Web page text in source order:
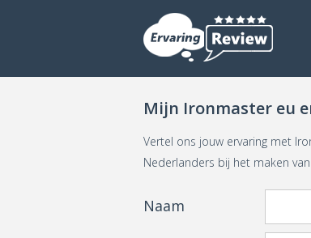
Mijn Ironmaster eu
Vertel ons jouw ervaring met
Nederlanders bij het maken
Naam